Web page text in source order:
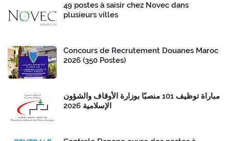
49 postes à saisir chez Novec dans
plusieurs villes
Concours de Recrutement Douanes Maroc
2026 (350 Postes)
مباراة توظيف 101 منصبًا بوزارة الأوقاف والشؤون
الإسلامية 2026